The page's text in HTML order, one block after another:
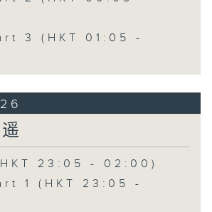
3 (HKT 01:05 -
23:05 - 02:00)
1 (HKT 23:05 -